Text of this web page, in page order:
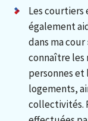
Les
également
dans ma
connaître les
personnes et
logements,
collectivités.